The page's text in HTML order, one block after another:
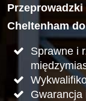
Cheltenham
Sprawne i
Gwarancja